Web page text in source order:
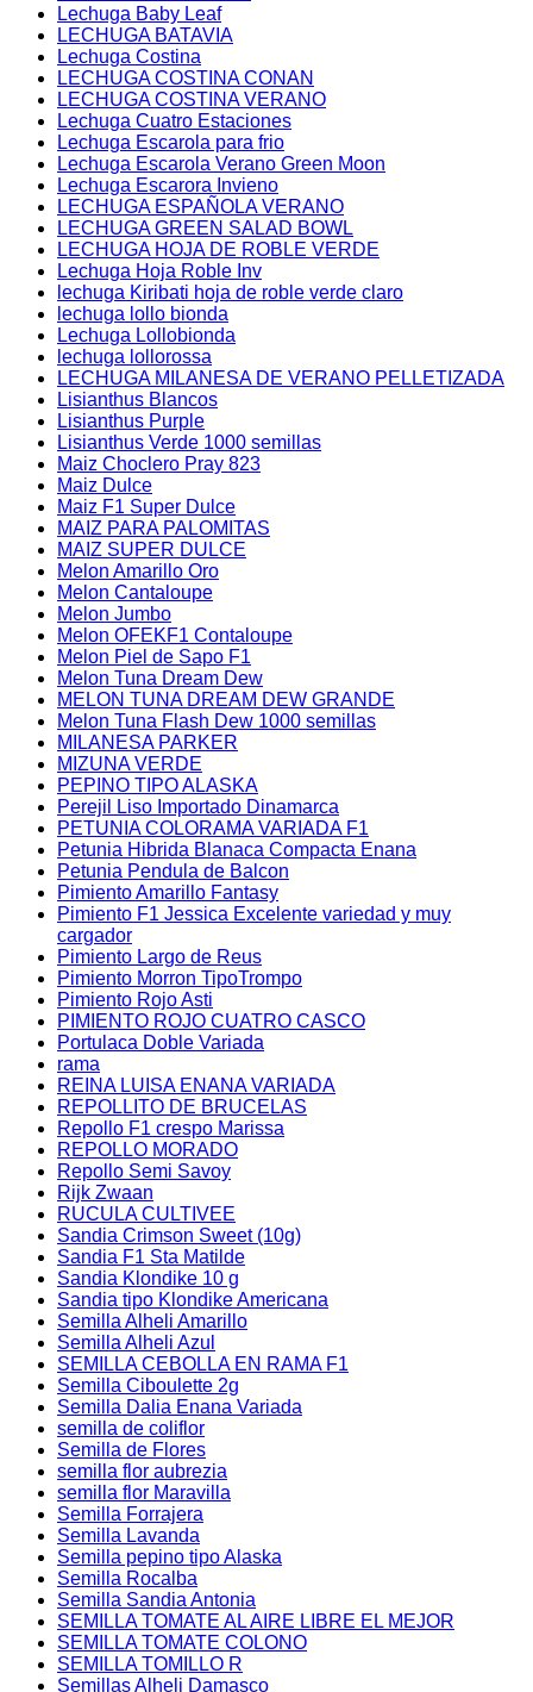
Lechuga Baby Leaf
LECHUGA BATAVIA
Lechuga Costina
LECHUGA COSTINA CONAN
LECHUGA COSTINA VERANO
Lechuga Cuatro Estaciones
Lechuga Escarola para frio
Lechuga Escarola Verano Green Moon
Lechuga Escarora Invieno
LECHUGA ESPAÑOLA VERANO
LECHUGA GREEN SALAD BOWL
LECHUGA HOJA DE ROBLE VERDE
Lechuga Hoja Roble Inv
lechuga Kiribati hoja de roble verde claro
lechuga lollo bionda
Lechuga Lollobionda
lechuga lollorossa
LECHUGA MILANESA DE VERANO PELLETIZADA
Lisianthus Blancos
Lisianthus Purple
Lisianthus Verde 1000 semillas
Maiz Choclero Pray 823
Maiz Dulce
Maiz F1 Super Dulce
MAIZ PARA PALOMITAS
MAIZ SUPER DULCE
Melon Amarillo Oro
Melon Cantaloupe
Melon Jumbo
Melon OFEKF1 Contaloupe
Melon Piel de Sapo F1
Melon Tuna Dream Dew
MELON TUNA DREAM DEW GRANDE
Melon Tuna Flash Dew 1000 semillas
MILANESA PARKER
MIZUNA VERDE
PEPINO TIPO ALASKA
Perejil Liso Importado Dinamarca
PETUNIA COLORAMA VARIADA F1
Petunia Hibrida Blanaca Compacta Enana
Petunia Pendula de Balcon
Pimiento Amarillo Fantasy
Pimiento F1 Jessica Excelente variedad y muy
cargador
Pimiento Largo de Reus
Pimiento Morron TipoTrompo
Pimiento Rojo Asti
PIMIENTO ROJO CUATRO CASCO
Portulaca Doble Variada
rama
REINA LUISA ENANA VARIADA
REPOLLITO DE BRUCELAS
Repollo F1 crespo Marissa
REPOLLO MORADO
Repollo Semi Savoy
Rijk Zwaan
RUCULA CULTIVEE
Sandia Crimson Sweet (10g)
Sandia F1 Sta Matilde
Sandia Klondike 10 g
Sandia tipo Klondike Americana
Semilla Alheli Amarillo
Semilla Alheli Azul
SEMILLA CEBOLLA EN RAMA F1
Semilla Ciboulette 2g
Semilla Dalia Enana Variada
semilla de coliflor
Semilla de Flores
semilla flor aubrezia
semilla flor Maravilla
Semilla Forrajera
Semilla Lavanda
Semilla pepino tipo Alaska
Semilla Rocalba
Semilla Sandia Antonia
SEMILLA TOMATE AL AIRE LIBRE EL MEJOR
SEMILLA TOMATE COLONO
SEMILLA TOMILLO R
Semillas Alheli Damasco